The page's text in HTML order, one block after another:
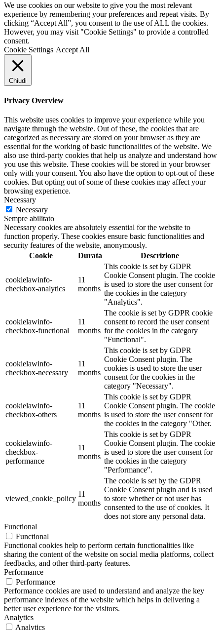
We use cookies on our website to give you the most relevant
experience by remembering your preferences and repeat visits. By
clicking “Accept All”, you consent to the use of ALL the cookies.
However, you may visit "Cookie Settings" to provide a controlled
consent.
Cookie Settings Accept All
Chiudi
Privacy Overview
This website uses cookies to improve your experience while you
navigate through the website. Out of these, the cookies that are
categorized as necessary are stored on your browser as they are
essential for the working of basic functionalities of the website. We
also use third-party cookies that help us analyze and understand how
you use this website. These cookies will be stored in your browser
only with your consent. You also have the option to opt-out of these
cookies. But opting out of some of these cookies may affect your
browsing experience.
Necessary
Necessary
Sempre abilitato
Necessary cookies are absolutely essential for the website to
function properly. These cookies ensure basic functionalities and
security features of the website, anonymously.
Cookie
Durata Descrizione
cookielawinfo-
checkbox-analytics
11
months
This cookie is set by GDPR
Cookie Consent plugin. The cookie
is used to store the user consent for
the cookies in the category
"Analytics".
cookielawinfo-
checkbox-functional
11
months
The cookie is set by GDPR cookie
consent to record the user consent
for the cookies in the category
"Functional".
cookielawinfo-
checkbox-necessary
11
months
This cookie is set by GDPR
Cookie Consent plugin. The
cookies is used to store the user
consent for the cookies in the
category "Necessary".
cookielawinfo-
checkbox-others
11
months
This cookie is set by GDPR
Cookie Consent plugin. The cookie
is used to store the user consent for
the cookies in the category "Other.
cookielawinfo-
checkbox-
performance
11
months
This cookie is set by GDPR
Cookie Consent plugin. The cookie
is used to store the user consent for
the cookies in the category
"Performance".
viewed_cookie_policy
11
months
The cookie is set by the GDPR
Cookie Consent plugin and is used
to store whether or not user has
consented to the use of cookies. It
does not store any personal data.
Functional
Functional
Functional cookies help to perform certain functionalities like
sharing the content of the website on social media platforms, collect
feedbacks, and other third-party features.
Performance
Performance
Performance cookies are used to understand and analyze the key
performance indexes of the website which helps in delivering a
better user experience for the visitors.
Analytics
Analytics